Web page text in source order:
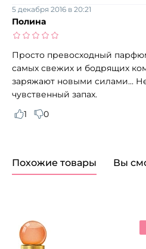
Полина
5 декабря 2016 в 20:21
Просто превосходный
самых свежих и бодрящих
заряжают новыми силами...
чувственный запах.
1
0
Похожие товары Вы